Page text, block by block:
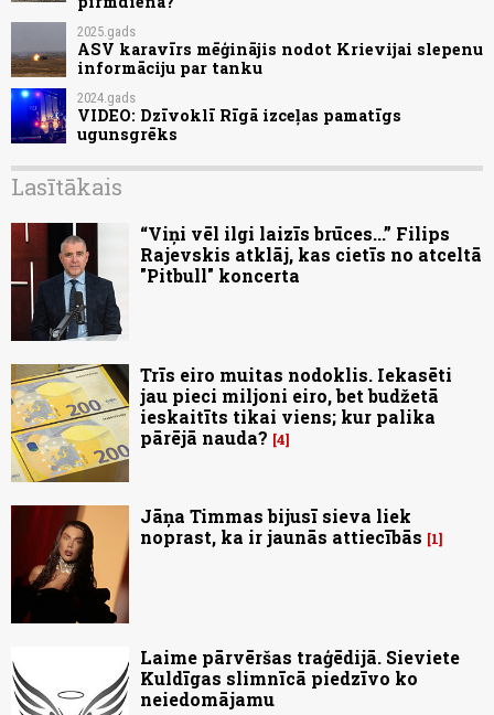
2025.gads
ASV karavīrs mēģinājis nodot Krievijai slepenu
informāciju par tanku
2024.gads
VIDEO: Dzīvoklī Rīgā izceļas pamatīgs
ugunsgrēks
Lasītākais
“Viņi vēl ilgi laizīs brūces...” Filips
Rajevskis atklāj, kas cietīs no atceltā
"Pitbull" koncerta
Trīs eiro muitas nodoklis. Iekasēti
jau pieci miljoni eiro, bet budžetā
ieskaitīts tikai viens; kur palika
pārējā nauda? 4
Jāņa Timmas bijusī sieva liek
noprast, ka ir jaunās attiecībās
1
Laime pārvēršas traģēdijā. Sieviete
Kuldīgas slimnīcā piedzīvo ko
neiedomājamu